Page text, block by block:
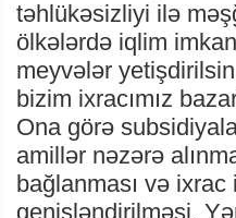
təhlükəsizliyi ilə
ölkələrdə iqlim
meyvələr
bizim ixracımız
Ona görə
amillər nəzərə
bağlanması və ixrac
genişləndirilməsi.